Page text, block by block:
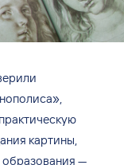
картины,
образования —